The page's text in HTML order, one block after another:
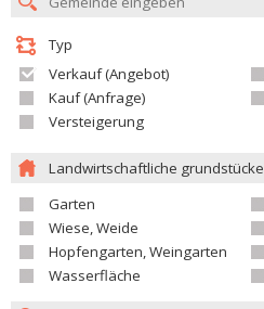
Typ
Verkauf (Angebot)
Kauf (Anfrage)
Versteigerung
Landwirtschaftliche grundstücke
Garten
Wiese, Weide
Hopfengarten, Weingarten
Wasserfläche